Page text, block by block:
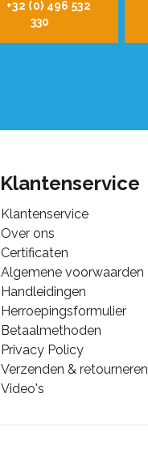
+32 (0) 496 532
330
Klantenservice
Klantenservice
Over ons
Certificaten
Algemene voorwaarden
Handleidingen
Herroepingsformulier
Betaalmethoden
Privacy Policy
Verzenden & retourneren
Video's